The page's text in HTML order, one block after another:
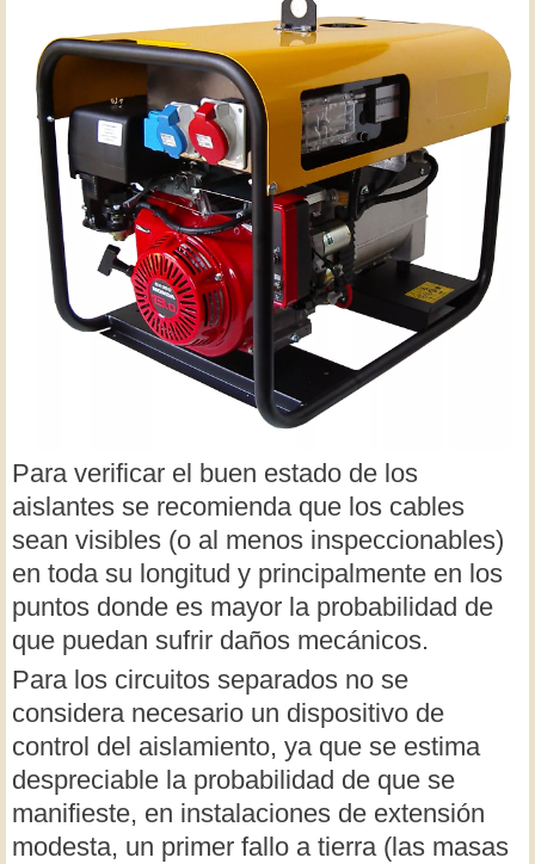
Para verificar el buen estado de los
aislantes se recomienda que los cables
sean visibles (o al menos inspeccionables)
en toda su longitud y principalmente en los
puntos donde es mayor la probabilidad de
que puedan sufrir daños mecánicos.
Para los circuitos separados no se
considera necesario un dispositivo de
control del aislamiento, ya que se estima
despreciable la probabilidad de que se
manifieste, en instalaciones de extensión
modesta, un primer fallo a tierra (las masas